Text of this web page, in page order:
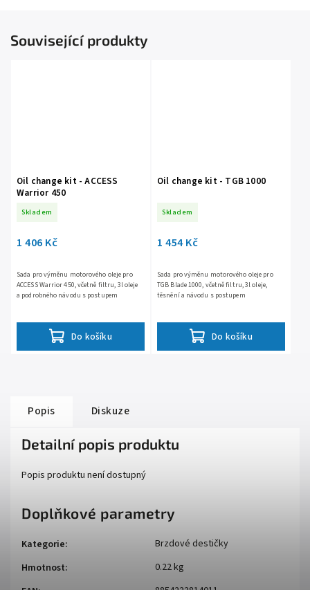
Související produkty
Oil change kit - ACCESS
Warrior 450
Skladem
1 406 Kč
Do košíku
Sada pro výměnu motorového oleje pro
ACCESS Warrior 450, včetně filtru, 3l oleje
a podrobného návodu s postupem
Oil change kit - TGB 1000
Skladem
1 454 Kč
Do košíku
Sada pro výměnu motorového oleje pro
TGB Blade 1000, včetně filtru, 3l oleje,
těsnění a návodu s postupem
Popis Diskuze
Detailní popis produktu
Popis produktu není dostupný
Doplňkové parametry
Kategorie:
Brzdové destičky
Hmotnost:
0.22 kg